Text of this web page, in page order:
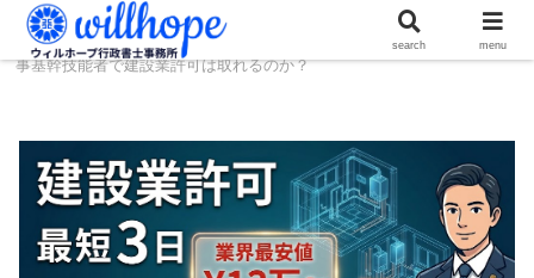
ホーム 建設コラム
【建設業許可の取り方】ガラス工
事基幹技能者で建設業許可は取れるのか？
search menu